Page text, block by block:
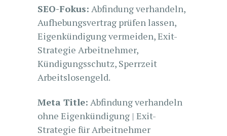
SEO-Fokus: Abfindung verhandeln,
Aufhebungsvertrag prüfen lassen,
Eigenkündigung vermeiden, Exit-
Strategie Arbeitnehmer,
Kündigungsschutz, Sperrzeit
Arbeitslosengeld.
Meta Title: Abfindung verhandeln
ohne Eigenkündigung | Exit-
Strategie für Arbeitnehmer